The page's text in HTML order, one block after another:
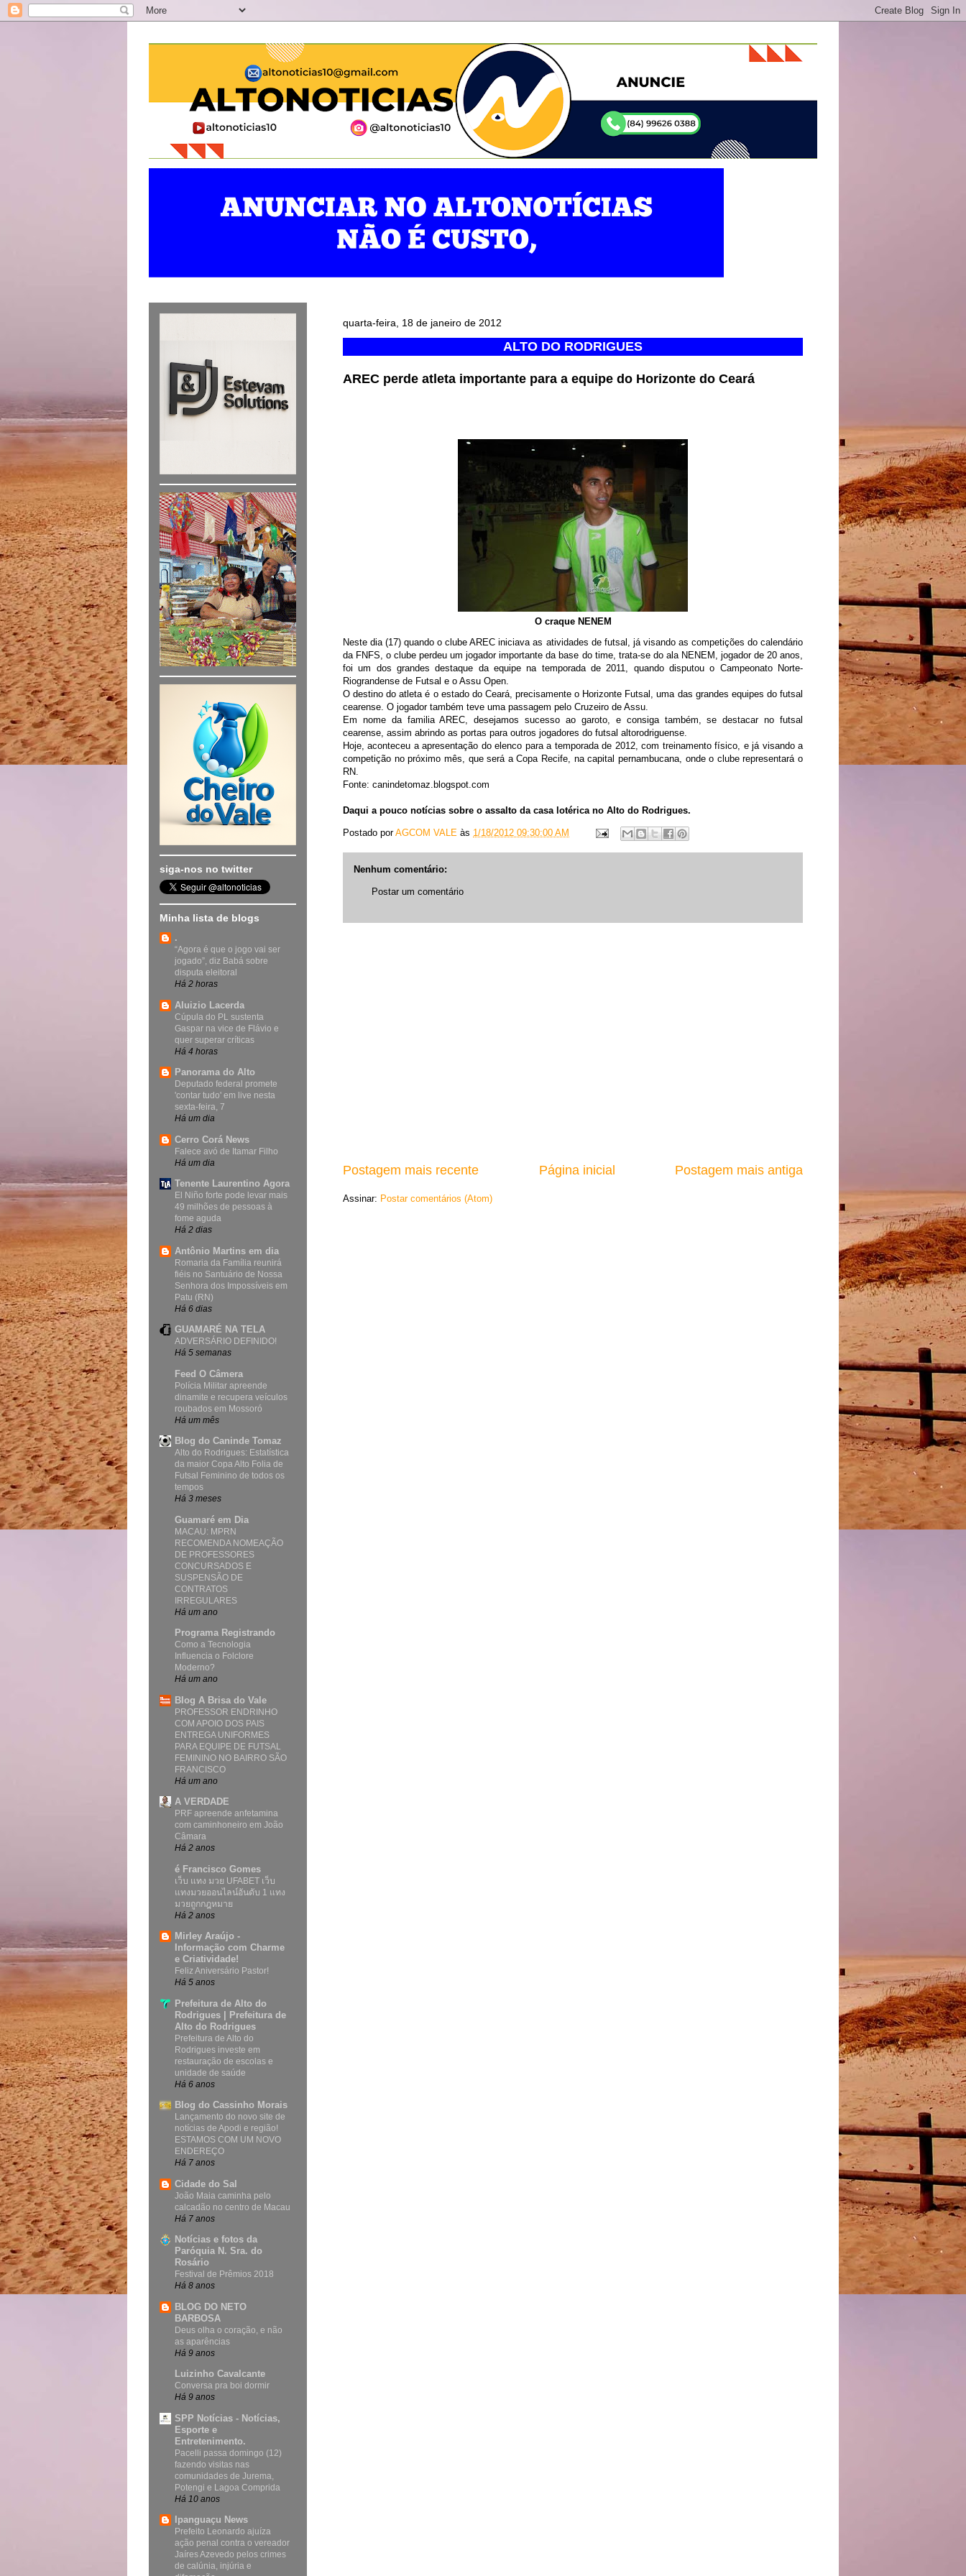
quarta-feira, 18 de janeiro de 2012
ALTO DO RODRIGUES
AREC perde atleta importante para a equipe do Horizonte do Ceará
O craque NENEM
Neste dia (17) quando o clubeAREC iniciava as atividades de futsal, já visando as competições do calendário
da FNFS, o clube perdeu um jogador importante da base do time, trata-se do ala NENEM , jogador de 20 anos,
foi um dos grandes destaque da equipe na temporada de 2011, quando disputou o Campeonato Norte-
Riograndense de Futsal e o Assu Open.
O destino do atleta é o estado do Ceará, precisamente o Horizonte Futsal , uma das grandes equipes do futsal
cearense. O jogador também teve uma passagem pelo Cruzeiro de Assu.
Em nome da familia AREC, desejamos sucesso ao garoto, e consiga também, se destacar no futsal
cearense, assim abrindo as portas para outros jogadores do futsal altorodriguense.
Hoje, aconteceu a apresentação do elenco para a temporada de 2012, com treinamento físico, e já visando a
competição no próximo mês, que será aCopa Recife , na capital pernambucana, onde o clube representará o
RN.
Fonte: canindetomaz.blogspot.com
Daqui a pouco notícias sobre o assalto da casa lotérica no Alto do Rodrigues.
Postado porAGCOM VALE às 1/18/2012 09:30:00 AM
Nenhum comentário:
Postar um comentário
Postagem mais recente Postagem mais antiga
Página inicial
Assinar: Postar comentários (Atom)
siga-nos no twitter
Minha lista de blogs
.
“Agora é que o jogo vai ser
jogado”, diz Babá sobre
disputa eleitoral
Há 2 horas
Aluizio Lacerda
Cúpula do PL sustenta
Gaspar na vice de Flávio e
quer superar críticas
Há 4 horas
Panorama do Alto
Deputado federal promete
'contar tudo' em live nesta
sexta-feira, 7
Há um dia
Cerro Corá News
Falece avó de Itamar Filho
Há um dia
Tenente Laurentino Agora
El Niño forte pode levar mais
49 milhões de pessoas à
fome aguda
Há 2 dias
Antônio Martins em dia
Romaria da Família reunirá
fiéis no Santuário de Nossa
Senhora dos Impossíveis em
Patu (RN)
Há 6 dias
GUAMARÉ NA TELA
ADVERSÁRIO DEFINIDO!
Há 5 semanas
Feed O Câmera
Polícia Militar apreende
dinamite e recupera veículos
roubados em Mossoró
Há um mês
Blog do Caninde Tomaz
Alto do Rodrigues: Estatística
da maior Copa Alto Folia de
Futsal Feminino de todos os
tempos
Há 3 meses
Guamaré em Dia
MACAU: MPRN
RECOMENDA NOMEAÇÃO
DE PROFESSORES
CONCURSADOS E
SUSPENSÃO DE
CONTRATOS
IRREGULARES
Há um ano
Programa Registrando
Como a Tecnologia
Influencia o Folclore
Moderno?
Há um ano
Blog A Brisa do Vale
PROFESSOR ENDRINHO
COM APOIO DOS PAIS
ENTREGA UNIFORMES
PARA EQUIPE DE FUTSAL
FEMININO NO BAIRRO SÃO
FRANCISCO
Há um ano
A VERDADE
PRF apreende anfetamina
com caminhoneiro em João
Câmara
Há 2 anos
é Francisco Gomes
เว็บ แทง มวย UFABET เว็บ
แทงมวยออนไลน์อันดับ 1 แทง
มวยถูกกฎหมาย
Há 2 anos
Mirley Araújo -
Informação com Charme
e Criatividade!
Feliz Aniversário Pastor!
Há 5 anos
Prefeitura de Alto do
Rodrigues | Prefeitura de
Alto do Rodrigues
Prefeitura de Alto do
Rodrigues investe em
restauração de escolas e
unidade de saúde
Há 6 anos
Blog do Cassinho Morais
Lançamento do novo site de
notícias de Apodi e região!
ESTAMOS COM UM NOVO
ENDEREÇO
Há 7 anos
Cidade do Sal
João Maia caminha pelo
calcadão no centro de Macau
Há 7 anos
Notícias e fotos da
Paróquia N. Sra. do
Rosário
Festival de Prêmios 2018
Há 8 anos
BLOG DO NETO
BARBOSA
Deus olha o coração, e não
as aparências
Há 9 anos
Luizinho Cavalcante
Conversa pra boi dormir
Há 9 anos
SPP Notícias - Notícias,
Esporte e
Entretenimento.
Pacelli passa domingo (12)
fazendo visitas nas
comunidades de Jurema,
Potengi e Lagoa Comprida
Há 10 anos
Ipanguaçu News
Prefeito Leonardo ajuíza
ação penal contra o vereador
Jaíres Azevedo pelos crimes
de calúnia, injúria e